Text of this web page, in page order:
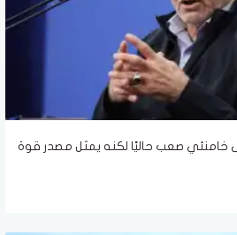
خامنئي صعب حاليًا لكنه يمثل مصدر قوة